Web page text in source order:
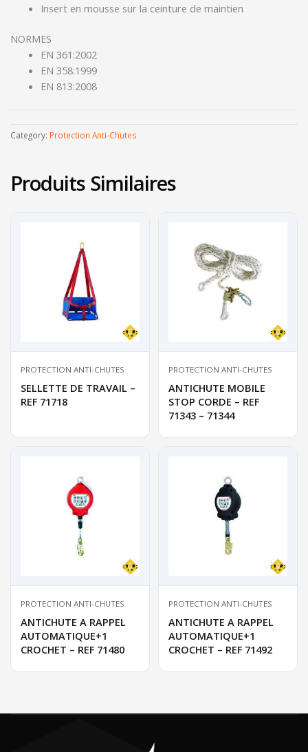
Insert en mousse sur la ceinture de maintien
NORMES
EN 361:2002
EN 358:1999
EN 813:2008
Category: Protection Anti-Chutes
Produits Similaires
PROTECTION ANTI-CHUTES
SELLETTE DE TRAVAIL –
REF 71718
PROTECTION ANTI-CHUTES
ANTICHUTE MOBILE
STOP CORDE – REF
71343 – 71344
PROTECTION ANTI-CHUTES
ANTICHUTE A RAPPEL
AUTOMATIQUE+1
CROCHET – REF 71480
PROTECTION ANTI-CHUTES
ANTICHUTE A RAPPEL
AUTOMATIQUE+1
CROCHET – REF 71492